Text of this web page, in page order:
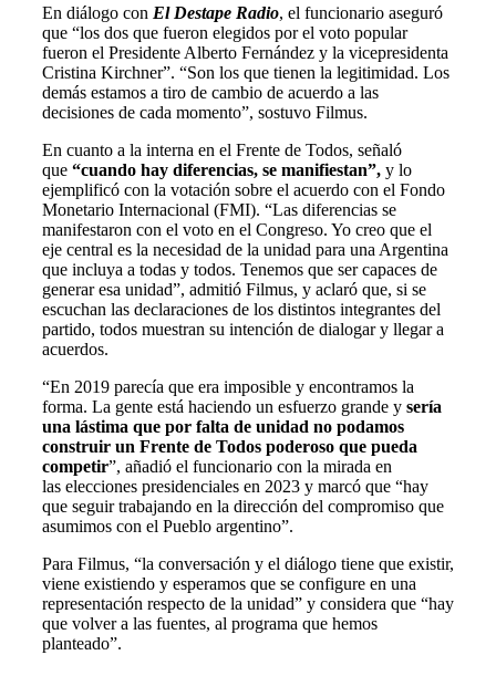
En diálogo con El Destape Radio, el funcionario aseguró
que “los dos que fueron elegidos por el voto popular
fueron el Presidente Alberto Fernández y la vicepresidenta
Cristina Kirchner”. “Son los que tienen la legitimidad. Los
demás estamos a tiro de cambio de acuerdo a las
decisiones de cada momento”, sostuvo Filmus.
En cuanto a la interna en el Frente de Todos, señaló
que “cuando hay diferencias, se manifiestan”, y lo
ejemplificó con la votación sobre el acuerdo con el Fondo
Monetario Internacional (FMI). “Las diferencias se
manifestaron con el voto en el Congreso. Yo creo que el
eje central es la necesidad de la unidad para una Argentina
que incluya a todas y todos. Tenemos que ser capaces de
generar esa unidad”, admitió Filmus, y aclaró que, si se
escuchan las declaraciones de los distintos integrantes del
partido, todos muestran su intención de dialogar y llegar a
acuerdos.
“En 2019 parecía que era imposible y encontramos la
forma. La gente está haciendo un esfuerzo grande y sería
una lástima que por falta de unidad no podamos
construir un Frente de Todos poderoso que pueda
competir”, añadió el funcionario con la mirada en
las elecciones presidenciales en 2023 y marcó que “hay
que seguir trabajando en la dirección del compromiso que
asumimos con el Pueblo argentino”.
Para Filmus, “la conversación y el diálogo tiene que existir,
viene existiendo y esperamos que se configure en una
representación respecto de la unidad” y considera que “hay
que volver a las fuentes, al programa que hemos
planteado”.